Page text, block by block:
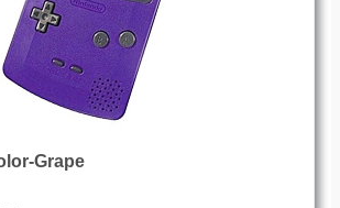
Grape